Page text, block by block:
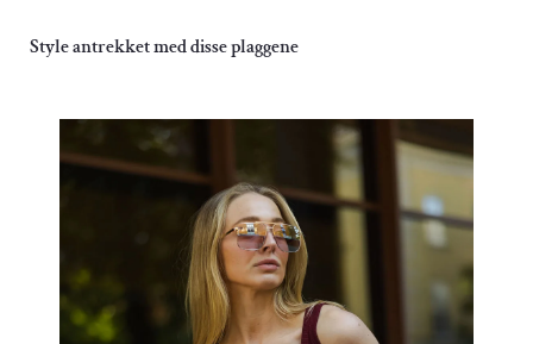
Style antrekket med disse plaggene